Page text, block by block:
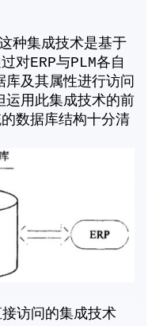
种集成技术是基于
对ERP与PLM各自
及其属性进行访问
运用此集成技术的前
数据库结构十分清
访问的集成技术